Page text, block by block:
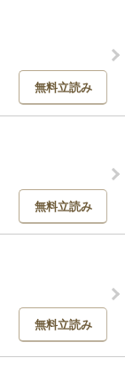
無料立読み
無料立読み
無料立読み